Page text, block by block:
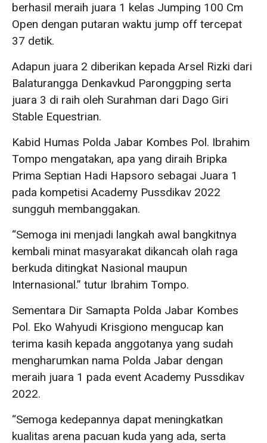
berhasil meraih juara 1 kelas Jumping 100 Cm
Open dengan putaran waktu jump off tercepat
37 detik.
Adapun juara 2 diberikan kepada Arsel Rizki dari
Balaturangga Denkavkud Paronggping serta
juara 3 di raih oleh Surahman dari Dago Giri
Stable Equestrian.
Kabid Humas Polda Jabar Kombes Pol. Ibrahim
Tompo mengatakan, apa yang diraih Bripka
Prima Septian Hadi Hapsoro sebagai Juara 1
pada kompetisi Academy Pussdikav 2022
sungguh membanggakan.
“Semoga ini menjadi langkah awal bangkitnya
kembali minat masyarakat dikancah olah raga
berkuda ditingkat Nasional maupun
Internasional.” tutur Ibrahim Tompo.
Sementara Dir Samapta Polda Jabar Kombes
Pol. Eko Wahyudi Krisgiono mengucap kan
terima kasih kepada anggotanya yang sudah
mengharumkan nama Polda Jabar dengan
meraih juara 1 pada event Academy Pussdikav
2022.
“Semoga kedepannya dapat meningkatkan
kualitas arena pacuan kuda yang ada, serta